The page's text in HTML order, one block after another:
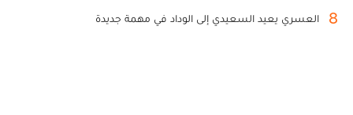
8 العسري يعيد السعيدي إلى الوداد في مهمة جديدة